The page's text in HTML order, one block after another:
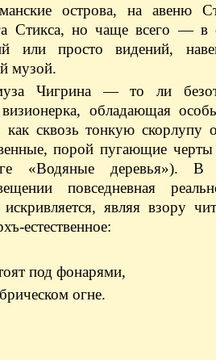
острова, на авеню
Стикса, но чаще всего — в
или просто видений,
музой.
Чигрина — то ли
обладающая
как сквозь тонкую скорлупу
порой пугающие
«Водяные деревья»). В
повседневная
искривляется, являя взору
естественное:
под фонарями,
огне.